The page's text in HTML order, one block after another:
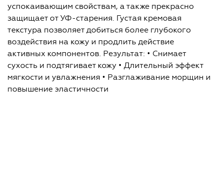
успокаивающим свойствам, а также прекрасно
защищает от УФ-старения. Густая кремовая
текстура позволяет добиться более глубокого
воздействия на кожу и продлить действие
активных компонентов. Результат: • Снимает
сухость и подтягивает кожу • Длительный эффект
мягкости и увлажнения • Разглаживание морщин и
повышение эластичности